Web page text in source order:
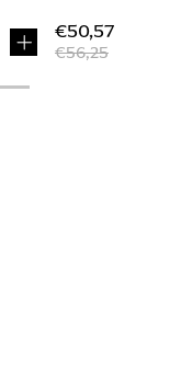
€56,25
€50,57